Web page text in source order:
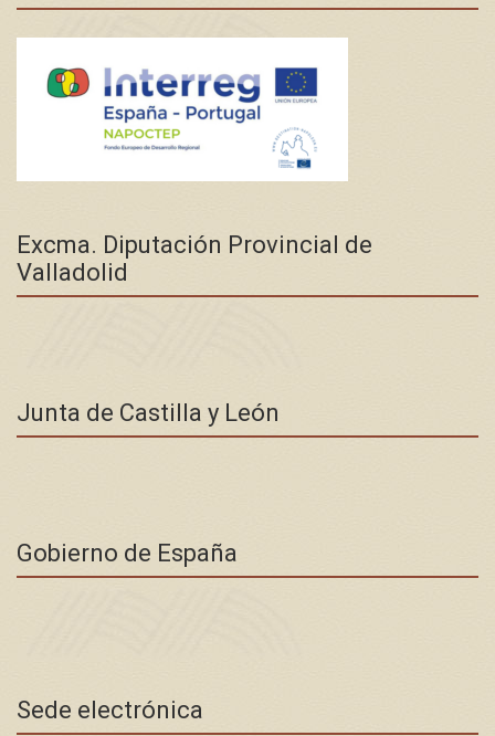
Excma. Diputación Provincial de
Valladolid
Junta de Castilla y León
Gobierno de España
Sede electrónica